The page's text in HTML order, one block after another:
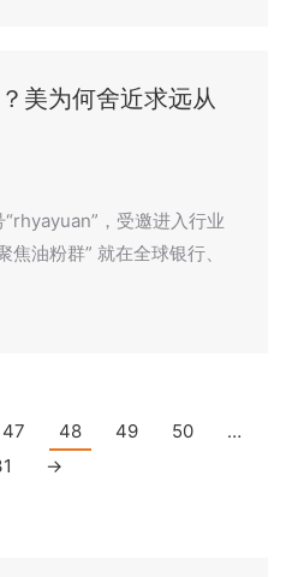
美为何舍近求远从
，受邀进入行业
油粉群” 就在全球银行、
47 48 49 50
…
→